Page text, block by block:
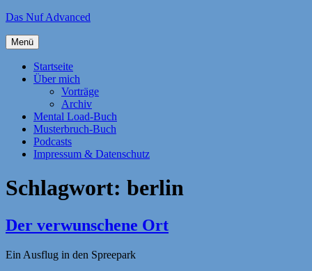
Zum
springen
Das Nuf Advanced
Menü
Startseite
Über mich
Vorträge
Archiv
Mental Load-Buch
Musterbruch-Buch
Podcasts
Impressum & Datenschutz
Schlagwort: berlin
Der verwunschene Ort
Ein Ausflug in den Spreepark